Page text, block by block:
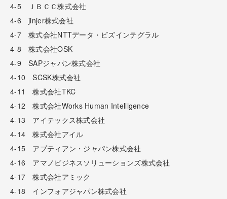
4-5 ＪＢＣＣ株式会社
4-6 jinjer株式会社
4-7 株式会社NTTデータ・ビズインテグラル
4-8 株式会社OSK
4-9 SAPジャパン株式会社
4-10 SCSK株式会社
4-11 株式会社TKC
4-12 株式会社Works Human Intelligence
4-13 アイテックス株式会社
4-14 株式会社アイル
4-15 アプティアン・ジャパン株式会社
4-16 アマノビジネスソリューションズ株式会社
4-17 株式会社アミック
4-18 インフォアジャパン株式会社